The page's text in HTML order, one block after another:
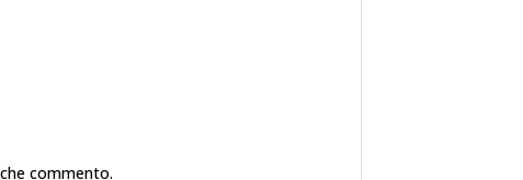
commento.